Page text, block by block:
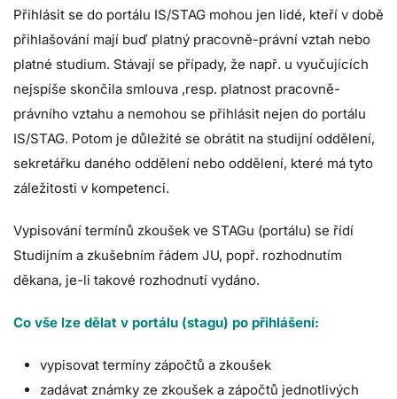
Přihlásit se do portálu IS/STAG mohou jen lidé, kteří v době
přihlašování mají buď platný pracovně-právní vztah nebo
platné studium. Stávají se případy, že např. u vyučujících
nejspíše skončila smlouva ,resp. platnost pracovně-
právního vztahu a nemohou se přihlásit nejen do portálu
IS/STAG. Potom je důležité se obrátit na studijní oddělení,
sekretářku daného oddělení nebo oddělení, které má tyto
záležitosti v kompetenci.
Vypisování termínů zkoušek ve STAGu (portálu) se řídí
Studijním a zkušebním řádem JU, popř. rozhodnutím
děkana, je-li takové rozhodnutí vydáno.
Co vše lze dělat v portálu (stagu) po přihlášení:
vypisovat termíny zápočtů a zkoušek
zadávat známky ze zkoušek a zápočtů jednotlivých